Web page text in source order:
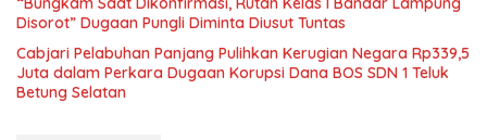
Disorot” Dugaan Pungli Diminta Diusut Tuntas
Cabjari Pelabuhan Panjang Pulihkan Kerugian Negara Rp339,5
Juta dalam Perkara Dugaan Korupsi Dana BOS SDN 1 Teluk
Betung Selatan